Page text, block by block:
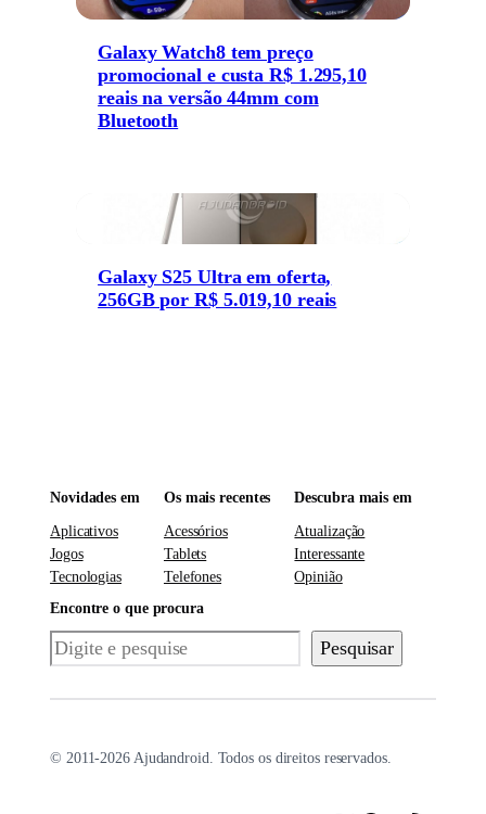
Galaxy Watch8 tem preço
promocional e custa R$ 1.295,10
reais na versão 44mm com
Bluetooth
Galaxy S25 Ultra em oferta,
256GB por R$ 5.019,10 reais
Novidades em
Aplicativos
Jogos
Tecnologias
Os mais recentes
Acessórios
Tablets
Telefones
Descubra mais em
Atualização
Interessante
Opinião
Encontre o que procura
Pesquisar Pesquisar
© 2011-2026 Ajudandroid. Todos os direitos reservados.